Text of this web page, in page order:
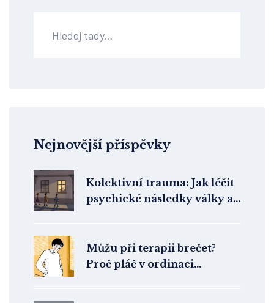
Nejnovější příspěvky
Kolektivní trauma: Jak léčit
psychické následky války a
Můžu při terapii brečet?
Proč pláč v ordinaci